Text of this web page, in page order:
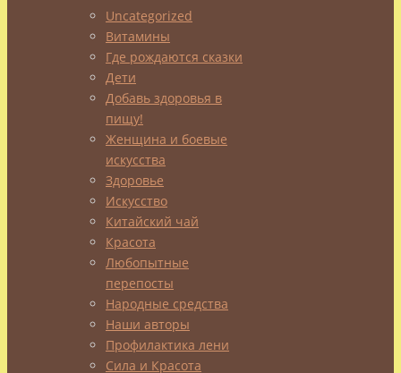
admin
10.05.2014
13.05.2014Народные
средства
Целебное
чаепитие
Эфирные
масла,
ароматы
Бергамот
–
это
вечнозеленое
цитрусовое
дерево
с
Uncategorized
Витамины
Где рождаются сказки
Дети
Добавь здоровья в
пищу!
Женщина и боевые
искусства
Здоровье
Искусство
Китайский чай
Красота
Любопытные
перепосты
Народные средства
Наши авторы
Профилактика лени
Сила и Красота